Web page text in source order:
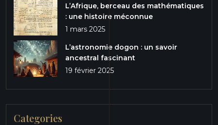
L’Afrique, berceau des mathématiques
: une histoire méconnue
1 mars 2025
L’astronomie dogon : un savoir
ancestral fascinant
19 février 2025
Categories